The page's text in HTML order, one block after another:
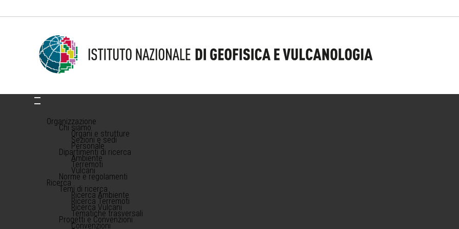
Organizzazione
Chi siamo
Organi e strutture
Sezioni e sedi
Personale
Dipartimenti di ricerca
Ambiente
Terremoti
Vulcani
Norme e regolamenti
Ricerca
Temi di ricerca
Ricerca Ambiente
Ricerca Terremoti
Ricerca Vulcani
Tematiche trasversali
Progetti e Convenzioni
Convenzioni